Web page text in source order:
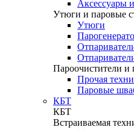
Аксессуары
Утюги и паровые
Утюги
Пароочистители и
Прочая
Паровые
КБТ
КБТ
Встраиваемая